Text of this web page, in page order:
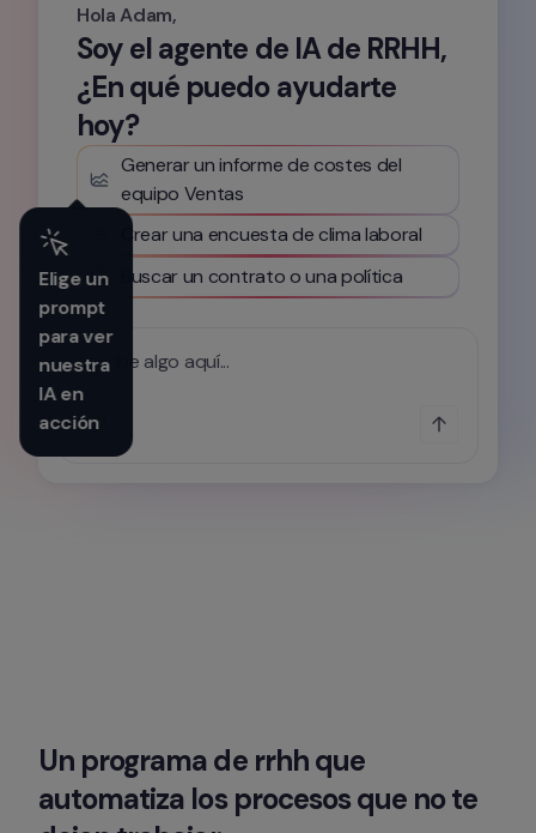
Hola Adam,
Soy el agente de IA de RRHH,
¿En qué puedo ayudarte
hoy?
Elige un
prompt
para ver
nuestra
IA en
acción
Generar un informe de costes del
equipo Ventas
Crear una encuesta de clima laboral
Buscar un contrato o una política
Escribe algo aquí...
Un programa de rrhh que
automatiza los procesos que no te